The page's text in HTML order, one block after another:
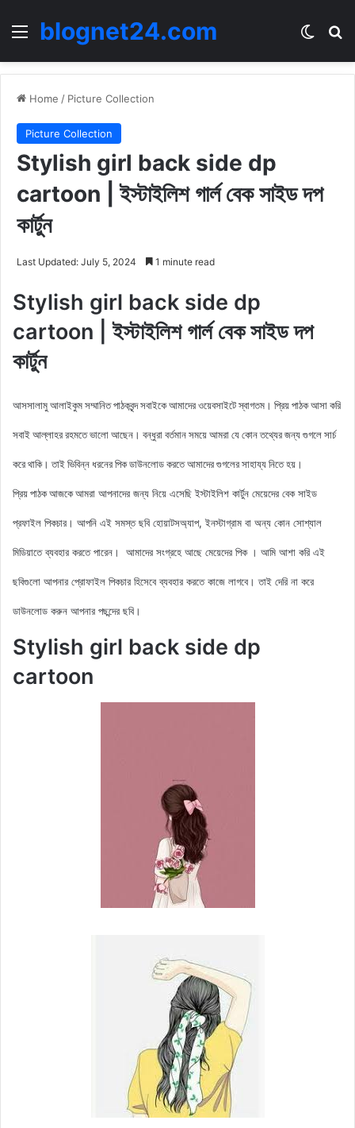
Menublognet24.com
Home / Picture Collection
Picture Collection
Stylish girl back side dp
cartoon | ইস্টাইলিশ গার্ল বেক সাইড দপ
কার্টুন
Last Updated: July 5, 2024 1 minute read
Stylish girl back side dp
cartoon | ইস্টাইলিশ গার্ল বেক সাইড দপ
কার্টুন
আসসালামু আলাইকুম সম্মানিত পাঠকবৃন্দ সবাইকে আমাদের ওয়েবসাইটে স্বাগতম। প্রিয় পাঠক আসা করি
সবাই আল্লাহর রহমতে ভালো আছেন। বন্ধুরা বর্তমান সময়ে আমরা যে কোন তথ্যের জন্য গুগলে সার্চ
করে থাকি। তাই ভিবিন্ন ধরনের পিক ডাউনলোড করতে আমাদের গুগলের সাহায্য নিতে হয়।
প্রিয় পাঠক আজকেআমরা আপনাদের জন্য নিয়ে এসেছি ইস্টাইলিশ কার্টুন মেয়েদের বেক সাইড
প্রফাইল পিকচার। আপনি এই সমস্ত ছবি হোয়াটসঅ্যাপ, ইনস্টাগ্রাম বা অন্য কোন সোশ্যাল
মিডিয়াতে ব্যবহার করতে পারেন। আমাদের সংগ্রহে আছে মেয়েদের পিক । আমি আশা করি এই
ছবিগুলো আপনার প্রোফাইল পিকচার হিসেবে ব্যবহার করতে কাজে লাগবে। তাই দেরি না করে
ডাউনলোড করুন আপনার পছন্দের ছবি।
Stylish girl back side dp
cartoon